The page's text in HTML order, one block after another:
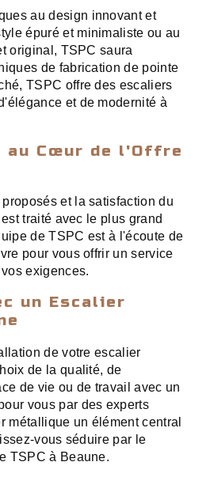
au design innovant et
épuré et minimaliste ou au
original, TSPC saura
de fabrication de pointe
TSPC offre des escaliers
et de modernité à
au Cœur de l'Offre
et la satisfaction du
traité avec le plus grand
de TSPC est à l'écoute de
pour vous offrir un service
exigences.
un Escalier
de votre escalier
de la qualité, de
de vie ou de travail avec un
vous par des experts
métallique un élément central
vous séduire par le
TSPC à Beaune.